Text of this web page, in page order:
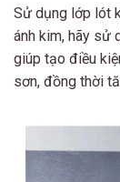
Sử dụng lớp lót
ánh kim, hãy sử
giúp tạo điều
sơn, đồng thời